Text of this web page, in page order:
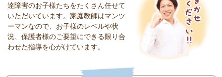
達障害のお子様たちをたくさん任せて
いただいています。家庭教師はマンツ
ーマンなので、お子様のレベルや状
況、保護者様のご要望にできる限り合
わせた指導を心がけています。